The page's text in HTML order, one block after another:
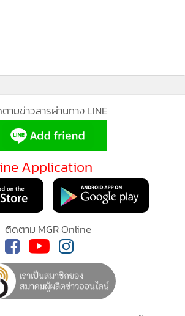
งหนุนเชิงจิตวิทยาจากการทำ Window
ามข่าวสารผ่านทาง LINE
Application
ติดตาม MGR Online